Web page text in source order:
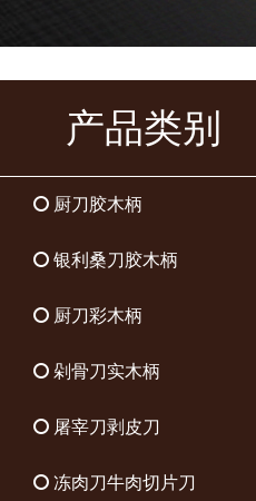
产品类别
厨刀胶木柄
银利桑刀胶木柄
厨刀彩木柄
剁骨刀实木柄
屠宰刀剥皮刀
冻肉刀牛肉切片刀